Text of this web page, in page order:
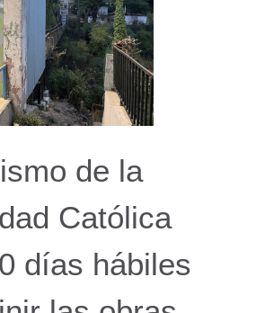
de la
Católica
días hábiles